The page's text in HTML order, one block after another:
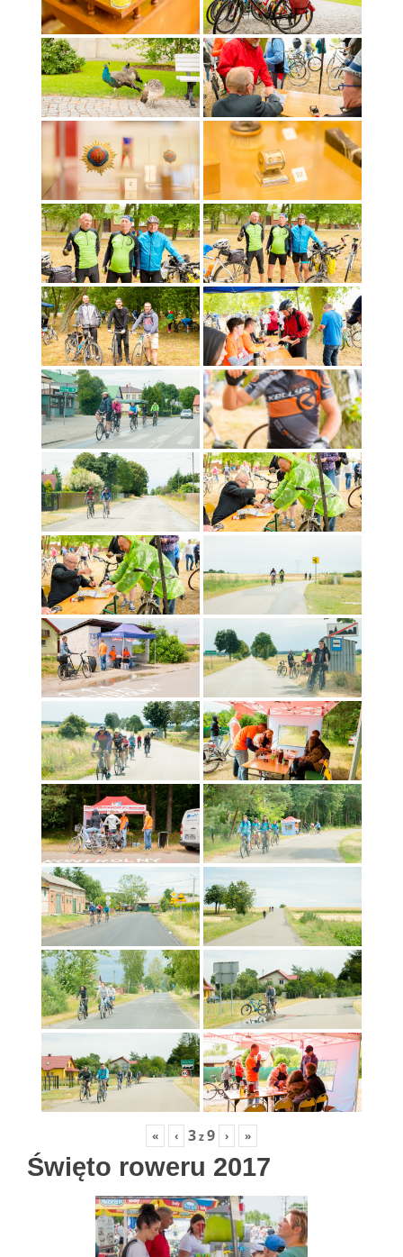
« ‹ 3z9 › »
Święto roweru 2017